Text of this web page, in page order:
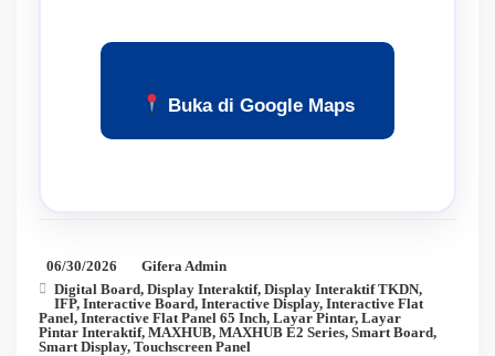
Buka di Google Maps
06/30/2026
Gifera Admin
Digital Board, Display Interaktif, Display Interaktif TKDN,
IFP, Interactive Board, Interactive Display, Interactive Flat
Panel, Interactive Flat Panel 65 Inch, Layar Pintar, Layar
Pintar Interaktif, MAXHUB, MAXHUB E2 Series, Smart Board,
Smart Display, Touchscreen Panel